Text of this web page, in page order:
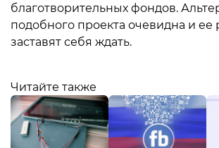
благотворительных фондов.
подобного проекта очевидна и ее
заставят себя ждать.
Читайте также